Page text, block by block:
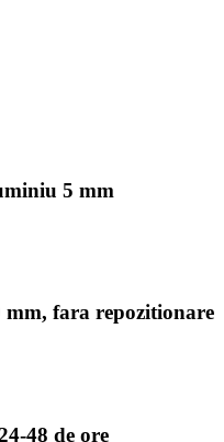
5 mm
mm, fara repozitionare
48 de ore